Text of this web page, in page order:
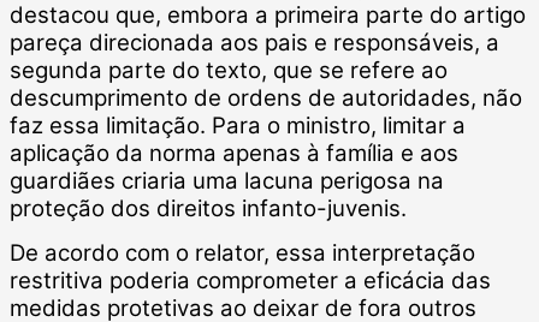
destacou que, embora a primeira parte do artigo
pareça direcionada aos pais e responsáveis, a
segunda parte do texto, que se refere ao
descumprimento de ordens de autoridades, não
faz essa limitação. Para o ministro, limitar a
aplicação da norma apenas à família e aos
guardiães criaria uma lacuna perigosa na
proteção dos direitos infanto-juvenis.
De acordo com o relator, essa interpretação
restritiva poderia comprometer a eficácia das
medidas protetivas ao deixar de fora outros